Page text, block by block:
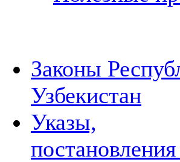
Законы
Узбекистан
Указы,